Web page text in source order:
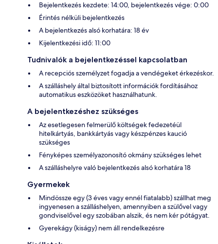
Bejelentkezés kezdete: 14:00, bejelentkezés vége: 0:00
Érintés nélküli bejelentkezés
A bejelentkezés alsó korhatára: 18 év
Kijelentkezési idő: 11:00
Tudnivalók a bejelentkezéssel kapcsolatban
A recepciós személyzet fogadja a vendégeket érkezéskor.
A szálláshely által biztosított információk fordításához
automatikus eszközöket használhatunk.
A bejelentkezéshez szükséges
Az esetlegesen felmerülő költségek fedezetéül
hitelkártyás, bankkártyás vagy készpénzes kaució
szükséges
Fényképes személyazonosító okmány szükséges lehet
A szálláshelyre való bejelentkezés alsó korhatára 18
Gyermekek
Mindössze egy (3 éves vagy ennél fiatalabb) szállhat meg
ingyenesen a szálláshelyen, amennyiben a szülővel vagy
gondviselővel egy szobában alszik, és nem kér pótágyat.
Gyerekágy (kiságy) nem áll rendelkezésre